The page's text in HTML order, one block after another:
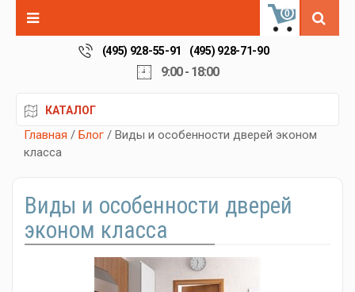
0
(495) 928-55-91 (495) 928-71-90
9:00 - 18:00
КАТАЛОГ
Главная / Блог / Виды и особенности дверей эконом
класса
Виды и особенности дверей
эконом класса